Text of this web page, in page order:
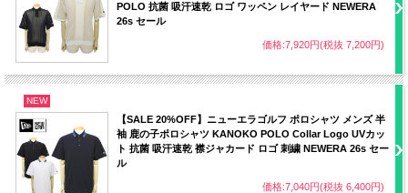
POLO 抗菌 吸汗速乾 ロゴ ワッペン レイヤード NEWERA
26s セール
価格:7,920円(税抜 7,200円)
NEW
【SALE 20%OFF】ニューエラゴルフ ポロシャツ メンズ 半
袖 鹿の子ポロシャツ KANOKO POLO Collar Logo UVカッ
ト 抗菌 吸汗速乾 襟ジャカード ロゴ 刺繍 NEWERA 26s セー
ル
価格:7,040円(税抜 6,400円)